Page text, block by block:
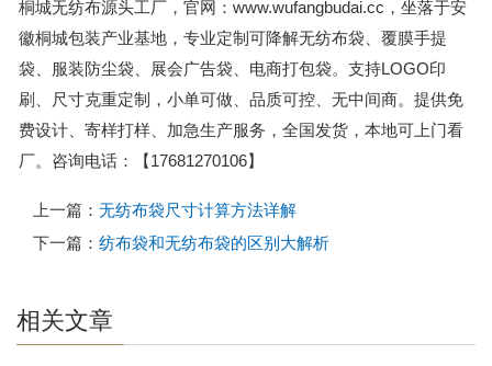
桐城无纺布源头工厂，官网：www.wufangbudai.cc，坐落于安
徽桐城包装产业基地，专业定制可降解无纺布袋、覆膜手提
袋、服装防尘袋、展会广告袋、电商打包袋。支持LOGO印
刷、尺寸克重定制，小单可做、品质可控、无中间商。提供免
费设计、寄样打样、加急生产服务，全国发货，本地可上门看
厂。咨询电话：【17681270106】
上一篇： 无纺布袋尺寸计算方法详解
下一篇： 纺布袋和无纺布袋的区别大解析
相关文章